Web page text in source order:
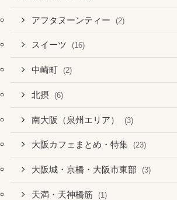
アフタヌーンティー (2)
スイーツ (16)
中崎町 (2)
北摂 (6)
南大阪（泉州エリア） (3)
大阪カフェまとめ・特集 (23)
大阪城・京橋・大阪市東部 (3)
天満・天神橋筋 (1)